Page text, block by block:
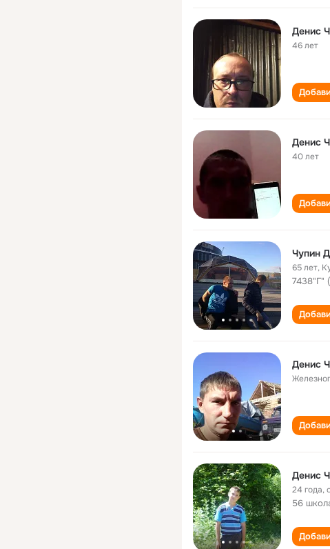
Денис
46 лет
Денис
40 лет
Чупин
65 лет,
7438"Г"
Денис
Денис
24 года,
56